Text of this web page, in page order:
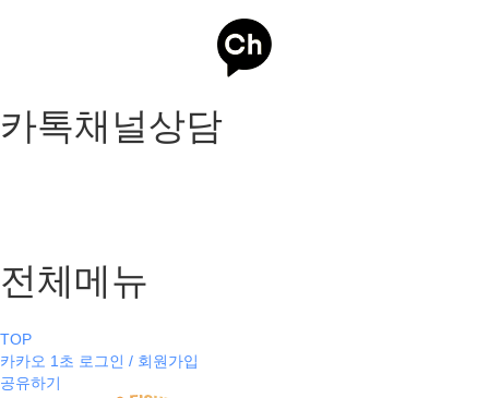
카톡채널상담
전체메뉴
TOP
카카오 1초 로그인 / 회원가입
공유하기